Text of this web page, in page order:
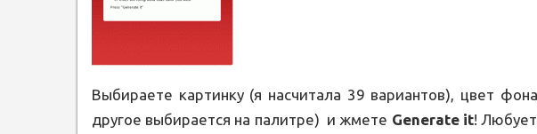
Выбираете картинку (я насчитала 39 вариантов), цвет
другое выбирается на палитре) и жмете Generate it!